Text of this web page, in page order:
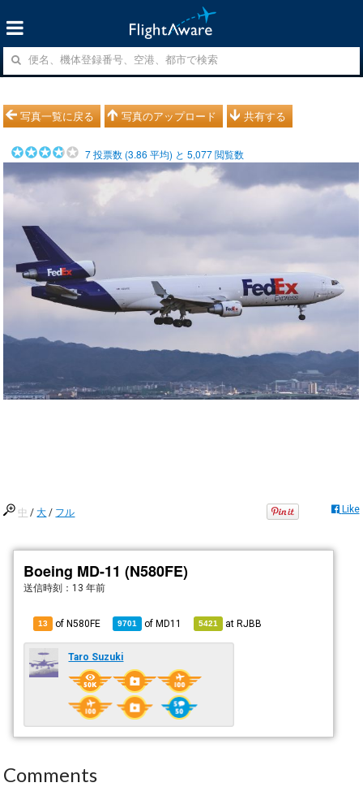
写真一覧に戻る 写真のアップロード 共有する
7投票数 (3.86 平均) と5,077閲覧数
中 /大 / フル Like
Boeing MD-11 (N580FE)
送信時刻： 13 年前
13 of N580FE 9701 ofMD11 5421 atRJBB
Taro Suzuki
Comments